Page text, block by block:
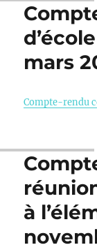
mars
Compte-rendu
à